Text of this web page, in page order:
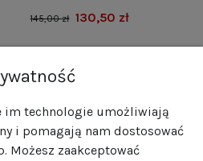
145,00 zł 130,50 zł
im technologie umożliwiają
i pomagają nam dostosować
Możesz zaakceptować